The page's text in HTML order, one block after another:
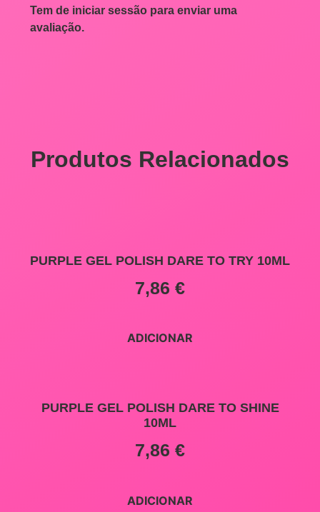
Tem de iniciar sessão para enviar uma
avaliação.
Produtos Relacionados
PURPLE GEL POLISH DARE TO TRY 10ML
7,86 €
ADICIONAR
PURPLE GEL POLISH DARE TO SHINE
10ML
7,86 €
ADICIONAR